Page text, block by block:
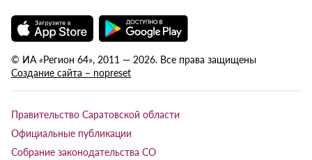
© ИА «Регион 64», 2011 — 2026. Все права защищены
Создание сайта – nopreset
Правительство Саратовской области
Официальные публикации
Собрание законодательства СО